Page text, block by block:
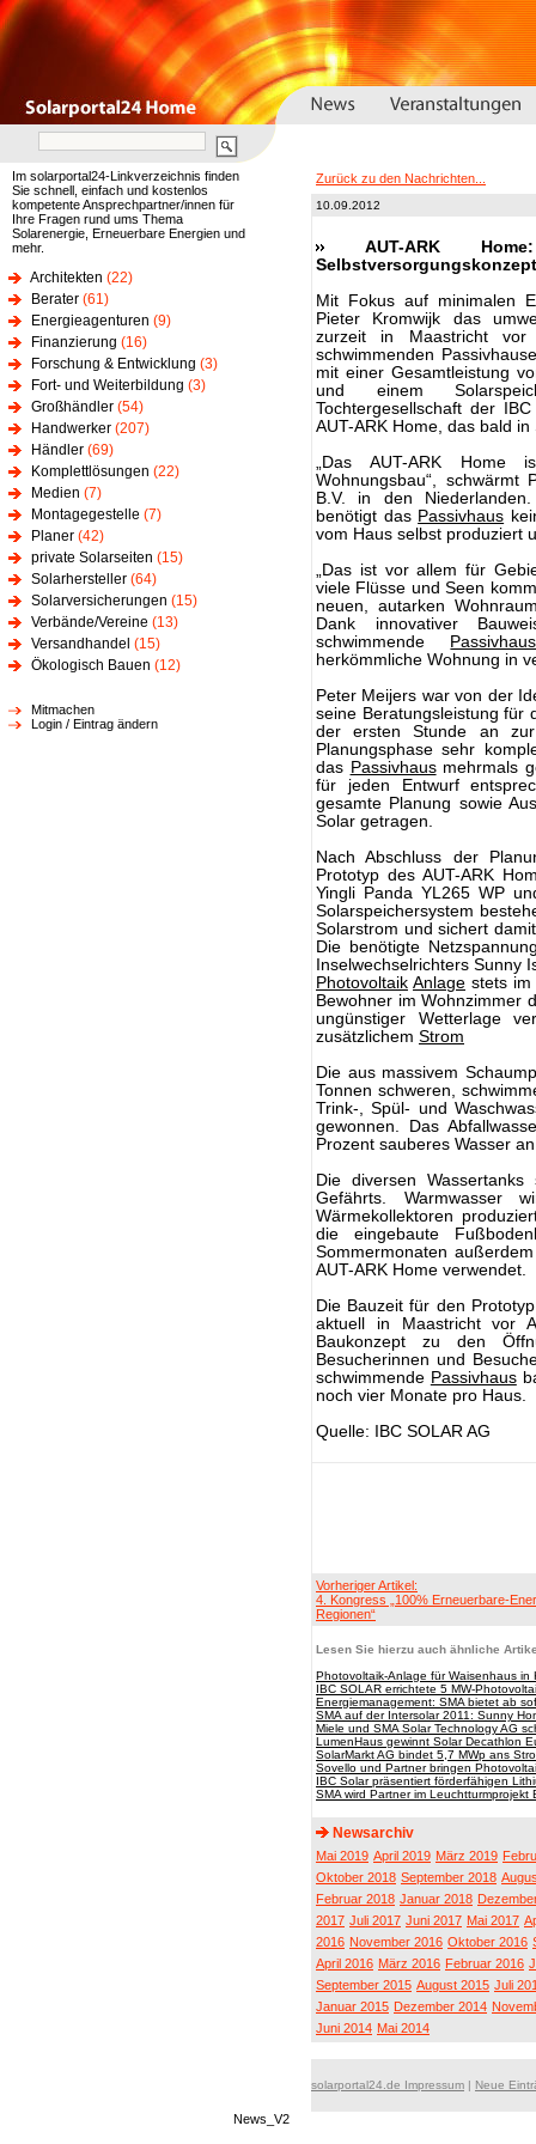
Im solarportal24-Linkverzeichnis finden
Sie schnell, einfach und kostenlos
kompetente Ansprechpartner/innen für
Ihre Fragen rund ums Thema
Solarenergie, Erneuerbare Energien und
mehr.
Architekten (22)
Berater (61)
Energieagenturen (9)
Finanzierung (16)
Forschung & Entwicklung (3)
Fort- und Weiterbildung (3)
Großhändler (54)
Handwerker (207)
Händler (69)
Komplettlösungen (22)
Medien (7)
Montagegestelle (7)
Planer (42)
private Solarseiten (15)
Solarhersteller (64)
Solarversicherungen (15)
Verbände/Vereine (13)
Versandhandel (15)
Ökologisch Bauen (12)
Mitmachen
Login / Eintrag ändern
Zurück zu den Nachrichten...
10.09.2012
AUT-ARK
Selbstversorgungskonzept
Mit Fokus auf minimalen
Pieter Kromwijk das
zurzeit in Maastricht
schwimmenden
mit einer Gesamtleistung
und einem
Tochtergesellschaft der
AUT-ARK Home, das bald
„Das AUT-ARK Home
Wohnungsbau“, schwärmt
B.V. in den
benötigt das Passivhaus
vom Haus selbst produziert
„Das ist vor allem für
viele Flüsse und Seen
neuen, autarken
Dank innovativer
schwimmende
Passivhaus
herkömmliche Wohnung in
Peter Meijers war von der
seine Beratungsleistung für
der ersten Stunde an
Planungsphase sehr
das Passivhausmehrmals
für jeden Entwurf
gesamte Planung sowie
Solar getragen.
Nach Abschluss der
Prototyp des AUT-ARK
Yingli Panda YL265 WP
Solarspeichersystem
Solarstrom und sichert
Die benötigte
Inselwechselrichters Sunny
Photovoltaik Anlage stets im
Bewohner im Wohnzimmer
ungünstiger Wetterlage
zusätzlichem Strom
Die aus massivem
Tonnen schweren,
Trink-, Spül- und
gewonnen. Das
Prozent sauberes Wasser
Die diversen
Gefährts. Warmwasser
Wärmekollektoren
die eingebaute
Sommermonaten
AUT-ARK Home verwendet.
Die Bauzeit für den
aktuell in Maastricht vor
Baukonzept zu den
Besucherinnen und
schwimmende Passivhaus
noch vier Monate pro Haus.
Quelle: IBC SOLAR AG
Vorheriger Artikel:
4. Kongress „100% Erneuerbare-
Regionen“
Lesen Sie hierzu auch ähnliche
Photovoltaik-Anlage für Waisenhaus in
IBC SOLAR errichtete 5 MW-
Energiemanagement: SMA bietet ab
SMA auf der Intersolar 2011: Sunny
Miele und SMA Solar Technology AG
LumenHaus gewinnt Solar Decathlon
SolarMarkt AG bindet 5,7 MWp ans
Sovello und Partner bringen
IBC Solar präsentiert förderfähigen
SMA wird Partner im Leuchtturmprojekt
Newsarchiv
Mai 2019 April 2019 März 2019
Oktober 2018 September 2018
Februar 2018 Januar 2018
2017 Juli 2017 Juni 2017 Mai 2017
2016 November 2016 Oktober 2016
April 2016 März 2016 Februar 2016
September 2015 August 2015 Juli
Januar 2015 Dezember 2014
Juni 2014 Mai 2014
solarportal24.de Impressum | Neue
News_V2